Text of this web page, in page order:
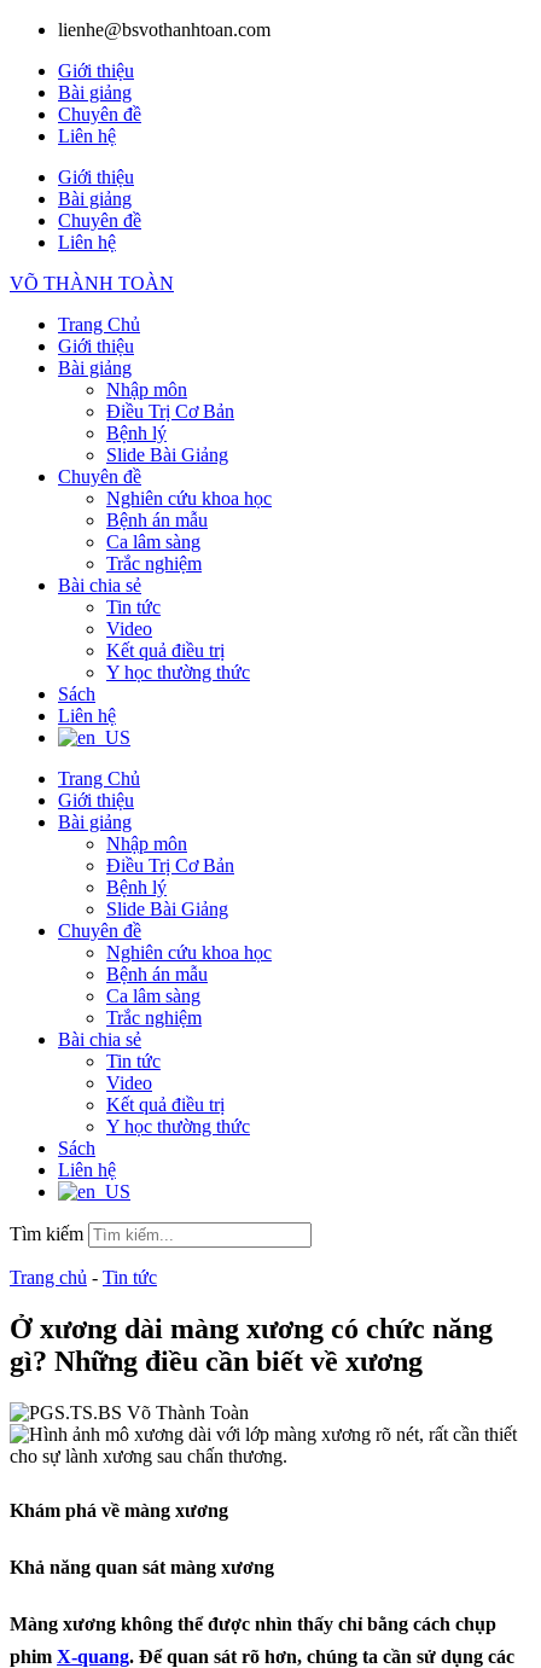
lienhe@bsvothanhtoan.com
Giới thiệu
Bài giảng
Chuyên đề
Liên hệ
Giới thiệu
Bài giảng
Chuyên đề
Liên hệ
VÕ THÀNH TOÀN
Trang Chủ
Giới thiệu
Bài giảng
Nhập môn
Điều Trị Cơ Bản
Bệnh lý
Slide Bài Giảng
Chuyên đề
Nghiên cứu khoa học
Bệnh án mẫu
Ca lâm sàng
Trắc nghiệm
Bài chia sẻ
Tin tức
Video
Kết quả điều trị
Y học thường thức
Sách
Liên hệ
Trang Chủ
Giới thiệu
Bài giảng
Nhập môn
Điều Trị Cơ Bản
Bệnh lý
Slide Bài Giảng
Chuyên đề
Nghiên cứu khoa học
Bệnh án mẫu
Ca lâm sàng
Trắc nghiệm
Bài chia sẻ
Tin tức
Video
Kết quả điều trị
Y học thường thức
Sách
Liên hệ
Tìm kiếm
Trang chủ - Tin tức
Ở xương dài màng xương có chức năng
gì? Những điều cần biết về xương
Khám phá về màng xương
Khả năng quan sát màng xương
Màng xương không thể được nhìn thấy chỉ bằng cách chụp
phim X-quang. Để quan sát rõ hơn, chúng ta cần sử dụng các